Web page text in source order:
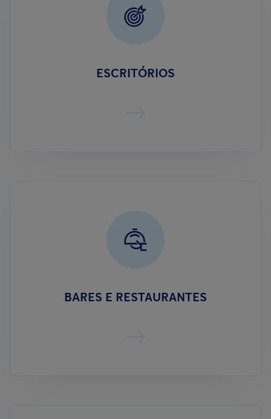
ESCRITÓRIOS
BARES E RESTAURANTES